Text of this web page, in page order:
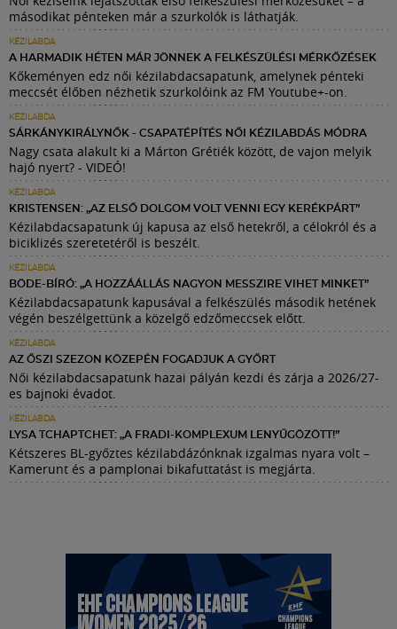
másodikat pénteken már a szurkolók is láthatják.
KÉZILABDA
A HARMADIK HÉTEN MÁR JÖNNEK A FELKÉSZÜLÉSI MÉRKŐZÉSEK
Kőkeményen edz női kézilabdacsapatunk, amelynek pénteki
meccsét élőben nézhetik szurkolóink az FM Youtube+-on.
KÉZILABDA
SÁRKÁNYKIRÁLYNŐK - CSAPATÉPÍTÉS NŐI KÉZILABDÁS MÓDRA
Nagy csata alakult ki a Márton Grétiék között, de vajon melyik
hajó nyert? - VIDEÓ!
KÉZILABDA
KRISTENSEN: „AZ ELSŐ DOLGOM VOLT VENNI EGY KERÉKPÁRT”
Kézilabdacsapatunk új kapusa az első hetekről, a célokról és a
biciklizés szeretetéről is beszélt.
KÉZILABDA
BÖDE-BÍRÓ: „A HOZZÁÁLLÁS NAGYON MESSZIRE VIHET MINKET”
Kézilabdacsapatunk kapusával a felkészülés második hetének
végén beszélgettünk a közelgő edzőmeccsek előtt.
KÉZILABDA
AZ ŐSZI SZEZON KÖZEPÉN FOGADJUK A GYŐRT
Női kézilabdacsapatunk hazai pályán kezdi és zárja a 2026/27-
es bajnoki évadot.
KÉZILABDA
LYSA TCHAPTCHET: „A FRADI-KOMPLEXUM LENYŰGÖZÖTT!”
Kétszeres BL-győztes kézilabdázónknak izgalmas nyara volt –
Kamerunt és a pamplonai bikafuttatást is megjárta.